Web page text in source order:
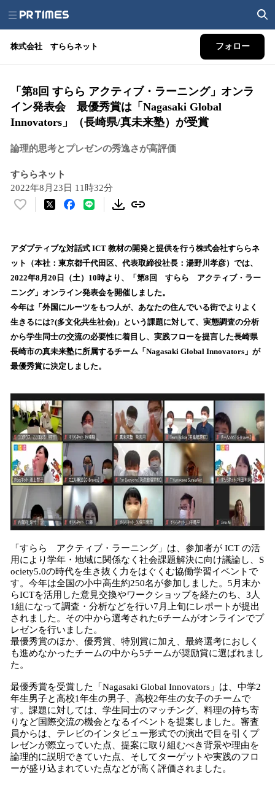
株式会社 すららネット フォロー
「第8回 すらら アクティブ・ラーニング」オンラ
イン発表会 最優秀賞は「Nagasaki Global
Innovators」（長崎県/真未来塾）が受賞
論理的思考とプレゼンの秀逸さが高評価
すららネット
2022年8月23日 11時32分
い
！
数
を
読
込
み
中
で
す
アダプティブな対話式 ICT 教材の開発と提供を行う株式会社すららネ
ット（本社：東京都千代田区、代表取締役社長：湯野川孝彦）では、
2022年8月20日（土）10時より、「第8回 すらら アクティブ・ラー
ニング」オンライン発表会を開催しました。
今年は「外国にルーツをもつ人が、あなたの住んでいる街でよりよく
生きるには?(多文化共生社会)」という課題に対して、実態調査の分析
から学生同士の交流の必要性に着目し、実践フローを提言した長崎県
長崎市の真未来塾に所属するチーム「Nagasaki Global Innovators」が
最優秀賞に決定しました。
「すらら アクティブ・ラーニング」は、参加者が ICT の活
用により学年・地域に関係なく社会課題解決に向け議論し、S
ociety5.0の時代を生き抜く力をはぐくむ協働学習イベントで
す。今年は全国の小中高生約250名が参加しました。5月末か
らICTを活用した意見交換やワークショップを経たのち、3人
1組になって調査・分析などを行い7月上旬にレポートが提出
されました。その中から選考された6チームがオンラインでプ
レゼンを行いました。
最優秀賞のほか、優秀賞、特別賞に加え、最終選考におしく
も進めなかったチームの中から5チームが奨励賞に選ばれまし
た。
最優秀賞を受賞した「Nagasaki Global Innovators」は、中学2
年生男子と高校1年生の男子、高校2年生の女子のチームで
す。課題に対しては、学生同士のマッチング、料理の持ち寄
りなど国際交流の機会となるイベントを提案しました。審査
員からは、テレビのインタビュー形式での演出で目を引くプ
レゼンが際立っていた点、提案に取り組むべき背景や理由を
論理的に説明できていた点、そしてターゲットや実践のフロ
ーが盛り込まれていた点などが高く評価されました。